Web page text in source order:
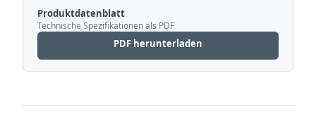
Produktdatenblatt
Technische Spezifikationen als PDF
PDF herunterladen